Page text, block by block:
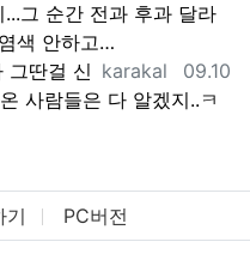
그 순간 전과 후과 달라
색 안하고…
등록자
karakal 등록일
09.10
그딴걸 신
사람들은 다 알겠지..ㅋ
기 PC버전